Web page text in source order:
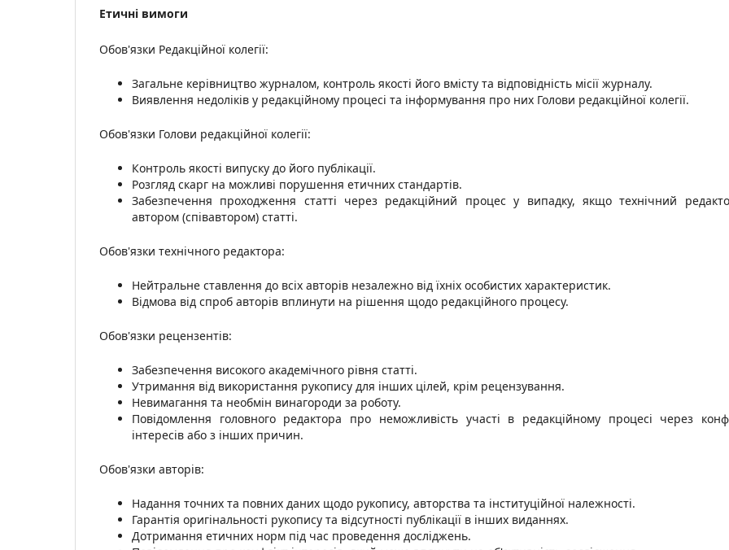
Етичні вимоги
Обов'язки Редакційної колегії:
Загальне керівництво журналом, контроль якості його вмісту та відповідність місії журналу.
Виявлення недоліків у редакційному процесі та інформування про них Голови редакційної колегії.
Обов'язки Голови редакційної колегії:
Контроль якості випуску до його публікації.
Розгляд скарг на можливі порушення етичних стандартів.
Забезпечення проходження статті через редакційний процес у випадку, якщо технічний
автором (співавтором) статті.
Обов'язки технічного редактора:
Нейтральне ставлення до всіх авторів незалежно від їхніх особистих характеристик.
Відмова від спроб авторів вплинути на рішення щодо редакційного процесу.
Обов'язки рецензентів:
Забезпечення високого академічного рівня статті.
Утримання від використання рукопису для інших цілей, крім рецензування.
Невимагання та необмін винагороди за роботу.
Повідомлення головного редактора про неможливість участі в редакційному процесі через
інтересів або з інших причин.
Обов'язки авторів:
Надання точних та повних даних щодо рукопису, авторства та інституційної належності.
Гарантія оригінальності рукопису та відсутності публікації в інших виданнях.
Дотримання етичних норм під час проведення досліджень.